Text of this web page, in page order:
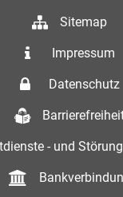
Sitemap
Impressum
Datenschutz
- und